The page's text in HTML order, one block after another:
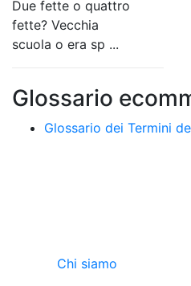
Due fette o quattro
fette? Vecchia
scuola o era sp ...
Glossario
Glossario dei Termini
Chi siamo